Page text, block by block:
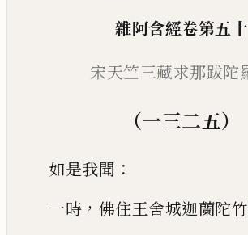
雜阿含經卷第五十
宋天竺三藏求那跋陀
（一三二五）
如是我聞 ：
一時 ， 佛住王舍城迦蘭陀